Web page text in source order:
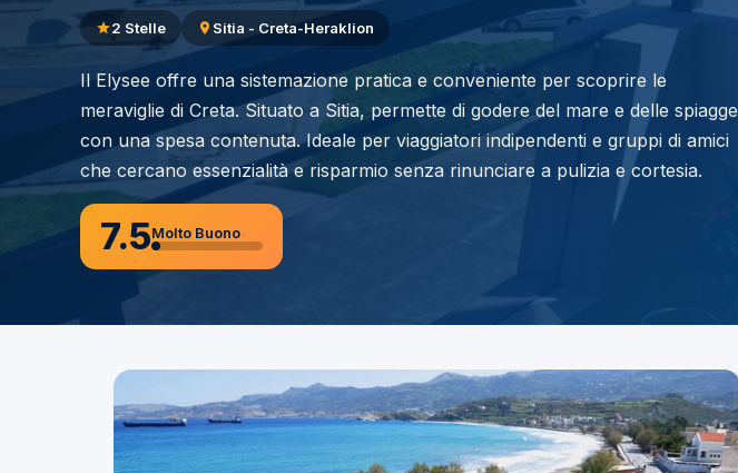
2 Stelle Sitia - Creta-Heraklion
Il Elysee offre una sistemazione pratica e conveniente per scoprire le
meraviglie di Creta. Situato a Sitia, permette di godere del mare e delle spiagge
con una spesa contenuta. Ideale per viaggiatori indipendenti e gruppi di amici
che cercano essenzialità e risparmio senza rinunciare a pulizia e cortesia.
7.5Molto Buono